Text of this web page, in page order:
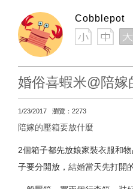
Cobblepot
婚俗喜蝦米@陪嫁
1/23/2017 瀏覽：2273
陪嫁的壓箱要放什麼
2個箱子都先放娘家裝衣服和
子要分開放， 結婚當天先打開